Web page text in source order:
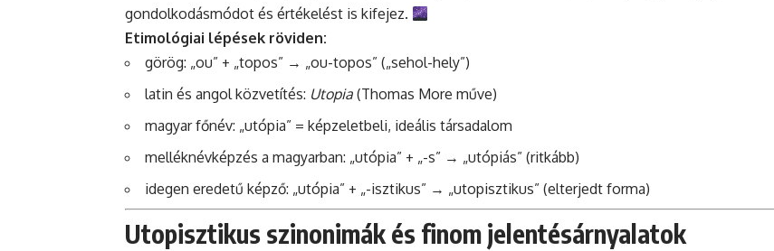
gondolkodásmódot és értékelést is kifejez.
Etimológiai lépések röviden:
görög: „ou” + „topos” → „ou-topos” („sehol-hely”)
latin és angol közvetítés: Utopia (Thomas More műve)
magyar főnév: „utópia” = képzeletbeli, ideális társadalom
melléknévképzés a magyarban: „utópia” + „-s” → „utópiás” (ritkább)
idegen eredetű képző: „utópia” + „-isztikus” → „utopisztikus” (elterjedt forma)
Utopisztikus szinonimák és finom jelentésárnyalatok